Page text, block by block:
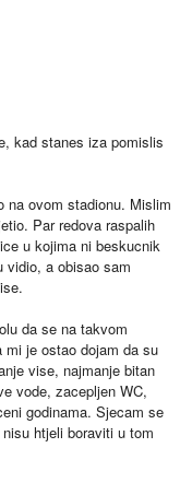
kad stanes iza pomislis
na ovom stadionu. Mislim
Par redova raspalih
u kojima ni beskucnik
vidio, a obisao sam
da se na takvom
mi je ostao dojam da su
vise, najmanje bitan
vode, zacepljen WC,
godinama. Sjecam se
htjeli boraviti u tom